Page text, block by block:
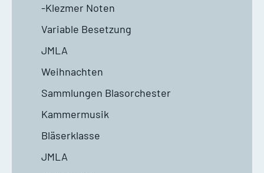
-Klezmer Noten
Variable Besetzung
JMLA
Weihnachten
Sammlungen Blasorchester
Kammermusik
Bläserklasse
JMLA